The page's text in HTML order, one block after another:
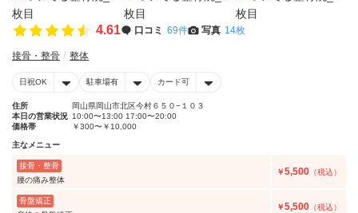
4.61 口コミ 69件 写真 14枚
接骨・整骨 整体
日祝OK 駐車場有 カード可
住所
岡山県岡山市北区今村６５０−１０３
本日の営業状況 10:00〜13:00 17:00〜20:00
価格帯
￥300〜￥10,000
主なメニュー
接骨・整骨
腰の痛み整体
￥5,500 （税込）
骨盤矯正
￥5,500 （税込）